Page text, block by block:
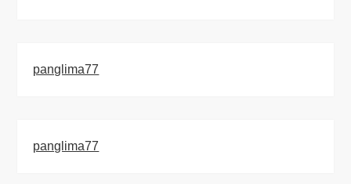
panglima77
panglima77